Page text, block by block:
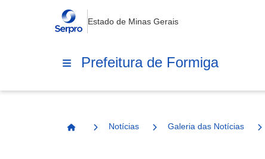
Estado de Minas Gerais
Prefeitura de Formiga
Página Inicial
Notícias Galeria das Notícias